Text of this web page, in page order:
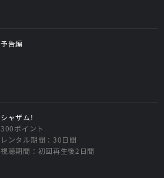
予告編
シャザム!
300ポイント
レンタル期間：30日間
視聴期間：初回再生後2日間